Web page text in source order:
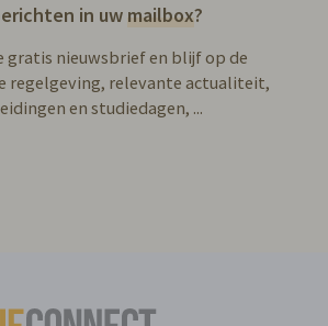
in uw mailbox?
gratis nieuwsbrief en blijf op de
regelgeving, relevante actualiteit,
en studiedagen, ...